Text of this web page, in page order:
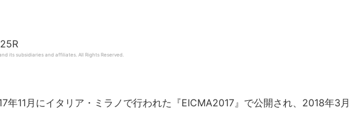
its subsidiaries and affiliates. All Rights Reserved.
年11月にイタリア・ミラノで行われた『EICMA2017』で公開され、2018年3月